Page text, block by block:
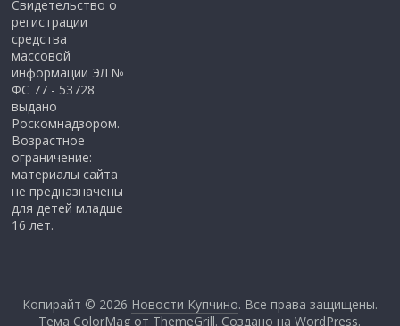
Свидетельство о
регистрации
средства
массовой
информации ЭЛ №
ФС 77 - 53728
выдано
Роскомнадзором.
Возрастное
ограничение:
материалы сайта
не предназначены
для детей младше
16 лет.
Копирайт © 2026 Новости Купчино. Все права защищены.
Тема ColorMag от ThemeGrill. Создано наWordPress.